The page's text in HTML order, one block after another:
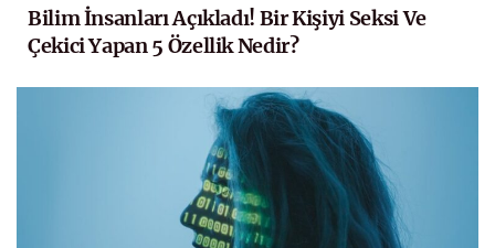
Bilim İnsanları Açıkladı! Bir Kişiyi Seksi Ve
Çekici Yapan 5 Özellik Nedir?